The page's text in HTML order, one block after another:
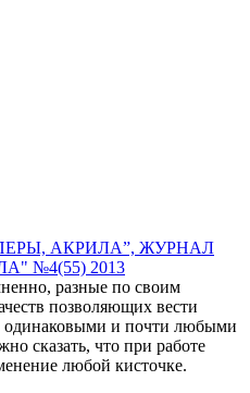
АКРИЛА”, ЖУРНАЛ
№4(55) 2013
разные по своим
позволяющих вести
одинаковыми и почти любыми
сказать, что при работе
любой кисточке.